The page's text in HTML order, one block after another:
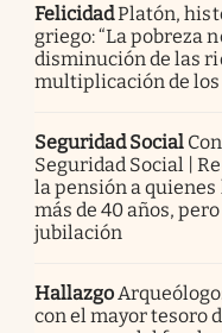
FelicidadPlatón,
griego: “La pobreza
disminución de las
multiplicación de los
Seguridad Social
Seguridad Social |
la pensión a
más de 40 años,
jubilación
Hallazgo
con el mayor tesoro